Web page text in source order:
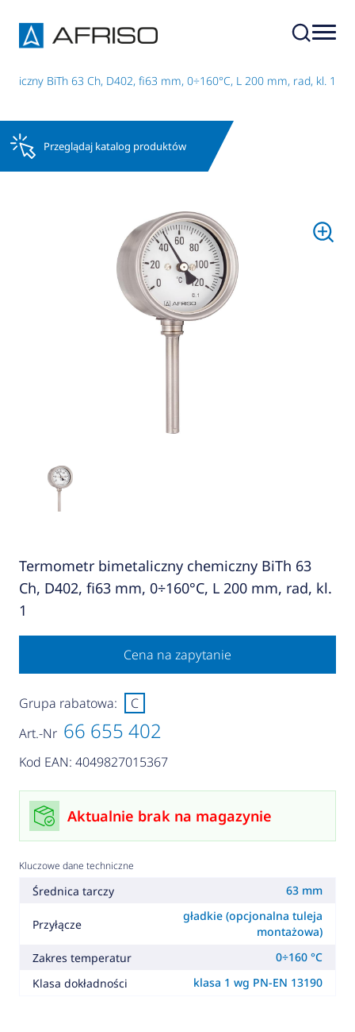
BiTh 63 Ch, D402, fi63 mm, 0÷160°C, L 200 mm, rad, kl. 1
Przeglądaj katalog produktów
Termometr bimetaliczny chemiczny BiTh 63
Ch, D402, fi63 mm, 0÷160°C, L 200 mm, rad, kl.
1
Cena na zapytanie
Art.-Nr 66 655 402
Kod EAN: 4049827015367
Grupa rabatowa: C
Aktualnie brak na magazynie
Kluczowe dane techniczne
Średnica tarczy 63 mm
Przyłącze
gładkie (opcjonalna tuleja
montażowa)
Zakres temperatur
0÷160 °C
Klasa dokładności
klasa 1 wg PN-EN 13190